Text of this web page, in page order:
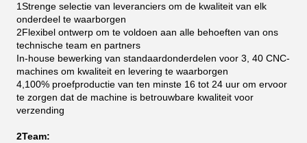
1Strenge selectie van leveranciers om de kwaliteit van elk
onderdeel te waarborgen
2Flexibel ontwerp om te voldoen aan alle behoeften van ons
technische team en partners
In-house bewerking van standaardonderdelen voor 3, 40 CNC-
machines om kwaliteit en levering te waarborgen
4,100% proefproductie van ten minste 16 tot 24 uur om ervoor
te zorgen dat de machine is betrouwbare kwaliteit voor
verzending
2Team: